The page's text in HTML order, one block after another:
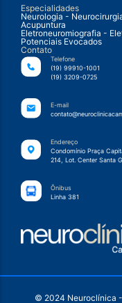
Especialidades
Neurologia -
Acupuntura
Eletroneuromiografia -
Potenciais Evocados
Contato
Telefone
(19) 99910-1001
(19) 3209-0725
E-mail
Endereço
Condomínio Praça
214, Lot. Center Santa
Ônibus
Linha 381
© 2024 Neuroclínica